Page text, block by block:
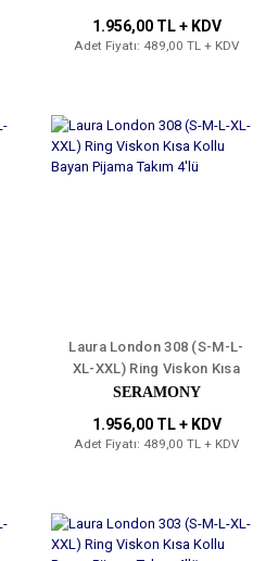
1.956,00 TL + KDV
Adet Fiyatı: 489,00 TL + KDV
Laura London 308 (S-M-L-
XL-XXL) Ring Viskon Kısa
Kollu Bayan Pijama Takım
SERAMONY
1.956,00 TL + KDV
Adet Fiyatı: 489,00 TL + KDV